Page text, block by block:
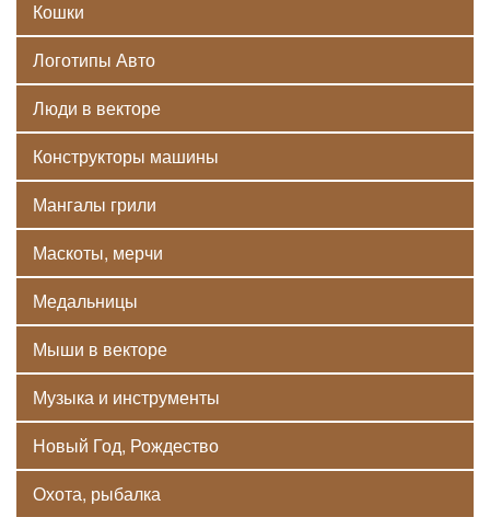
Кошки
Логотипы Авто
Люди в векторе
Конструкторы машины
Мангалы грили
Маскоты, мерчи
Медальницы
Мыши в векторе
Музыка и инструменты
Новый Год, Рождество
Охота, рыбалка